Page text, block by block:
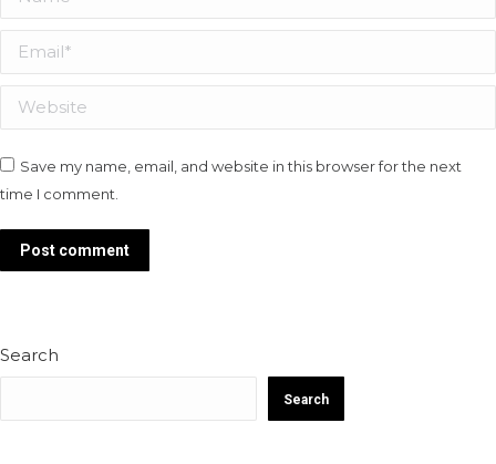
Email *
Website
Save my name, email, and website in this browser for the next
time I comment.
Post comment
Search
Search